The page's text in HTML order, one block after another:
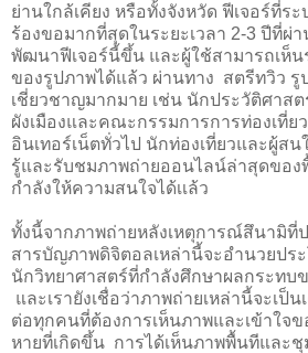
ย่านใกล้เคียง หรือทั้งจังหวัด ฟีเจอร์ที่ระ
ร้องขอมากที่สุดในระยะเวลา 2-3 ปีที่ผ่
พัฒนาฟีเจอร์นี้ขึ้น และผู้ใช้สามารถเห็น
ของรูปภาพได้แล้ว ผ่านทาง  สตรีทวิว รู
เชี่ยวชาญมากมาย เช่น นักประวัติศาส
ผังเมืองและคณะกรรมการการท่องเที่ย
อินเทอร์เน็ตทั่วไป นักท่องเที่ยวและผู้ส
รู้และรับชมภาพถ่ายออนไลน์ล่าสุดของ
กำลังให้ความสนใจได้เเล้ว
ทั้งนี้จากภาพถ่ายหลังเหตุการณ์สึนามิที่
สารบัญภาพดิจิตอลเหล่านี้จะอำนวยปร
นักวิทยาศาสตร์ที่กำลังศึกษาผลกระทบ
และเรายังเชื่อว่าภาพถ่ายเหล่านี้จะเป็
ต่อทุกคนที่ต้องการเห็นภาพและเข้าใจข
หายที่เกิดขึ้น  การได้เห็นภาพพื้นทีและ